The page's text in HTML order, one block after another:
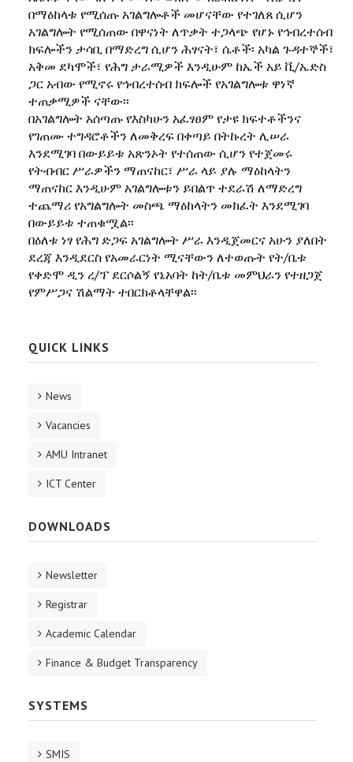
በማዕከላቱ የሚሰጡ አገልግሎቶች መሆናቸው የተገለጸ ሲሆን
አገልግሎት የሚሰጠው በዋናነት ለጥቃት ተጋላጭ የሆኑ የኅብረተሰብ
ክፍሎችን ታሳቢ በማድረግ ሲሆን ሕፃናት፣ ሴቶች፡ አካል ጉዳተኞች፣
አቅመ ደካሞች፣ የሕግ ታራሚዎች እንዲሁም ከኤች አይ ቪ/ኤድስ
ጋር አብው የሚኖሩ የኅብረተሰብ ክፍሎች የአገልግሎቱ ዋነኛ
ተጠቃሚዎች ናቸው፡፡
በአገልግሎት አሰጣጡ የእስካሁን አፈፃፀም የታዩ ክፍተቶችንና
የገጠሙ ተግዳሮቶችን ለመቅረፍ በቀጣይ በትኩረት ሊሠራ
እንደሚገባ በውይይቱ አጽንኦት የተሰጠው ሲሆን የተጀመሩ
የትብብር ሥራዎችን ማጠናከር፣ ሥራ ላይ ያሉ ማዕከላትን
ማጠናከር እንዲሁም አገልግሎቱን ይበልጥ ተደራሽ ለማድረግ
ተጨማሪ የአግልግሎት መስጫ ማዕከላትን መክፈት እንደሚገባ
በውይይቱ ተጠቁሟል፡፡
በዕለቱ ነፃ የሕግ ድጋፍ አገልግሎት ሥራ እንዲጀመርና አሁን ያለበት
ደረጃ እንዲደርስ የአመራርነት ሚናቸውን ለተወጡት የት/ቤቱ
የቀድሞ ዲን ረ/ፕ ደርሶልኝ የኔአባት ከት/ቤቱ መምህራን የተዘጋጀ
የምሥጋና ሽልማት ተበርክቶላቸዋል፡፡
QUICK LINKS
News
Vacancies
AMU Intranet
ICT Center
DOWNLOADS
Newsletter
Registrar
Academic Calendar
Finance & Budget Transparency
SYSTEMS
SMIS